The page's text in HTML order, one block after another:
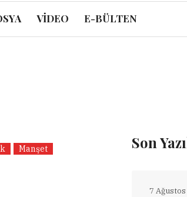
VİDEO E-BÜLTEN
Manşet Son
7